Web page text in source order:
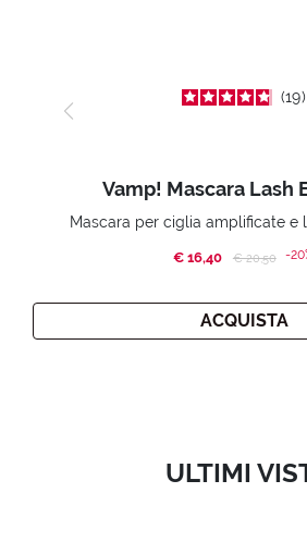
19
Vamp! Mascara Lash
Mascara per ciglia amplificate e
€ 16,40 Price
€ 20,50to-
ACQUISTA
ULTIMI